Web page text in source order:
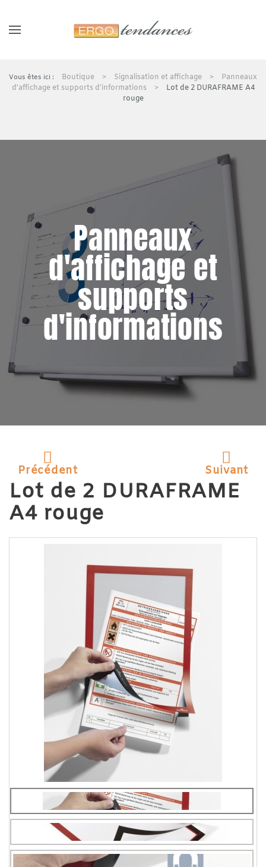
Skip to main content
Boutique Signalisation et affichage
Panneaux
d'affichage et supports d'informations
Lot de 2 DURAFRAME A4
rouge
Panneaux
d'affichage et
supports
d'informations
Précédent Suivant
Lot de 2 DURAFRAME
A4 rouge